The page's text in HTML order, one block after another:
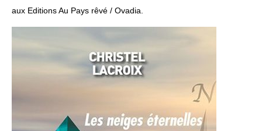
aux Editions Au Pays rêvé / Ovadia